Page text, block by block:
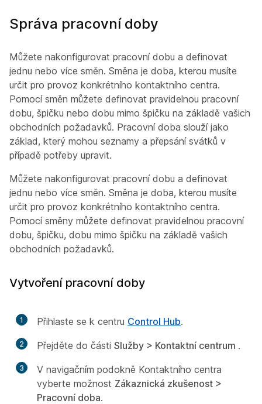
Správa pracovní doby
Můžete nakonfigurovat pracovní dobu a definovat
jednu nebo více směn. Směna je doba, kterou musíte
určit pro provoz konkrétního kontaktního centra.
Pomocí směn můžete definovat pravidelnou pracovní
dobu, špičku nebo dobu mimo špičku na základě vašich
obchodních požadavků. Pracovní doba slouží jako
základ, který mohou seznamy a přepsání svátků v
případě potřeby upravit.
Můžete nakonfigurovat pracovní dobu a definovat
jednu nebo více směn. Směna je doba, kterou musíte
určit pro provoz konkrétního kontaktního centra.
Pomocí směny můžete definovat pravidelnou pracovní
dobu, špičku, dobu mimo špičku na základě vašich
obchodních požadavků.
Vytvoření pracovní doby
1 Přihlaste se k centru Control Hub.
2 Přejděte do části Služby > Kontaktní centrum .
3
V navigačním podokně Kontaktního centra
vyberte možnost Zákaznická zkušenost >
Pracovní doba.